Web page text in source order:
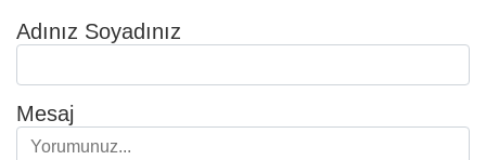
Adınız Soyadınız
Mesaj